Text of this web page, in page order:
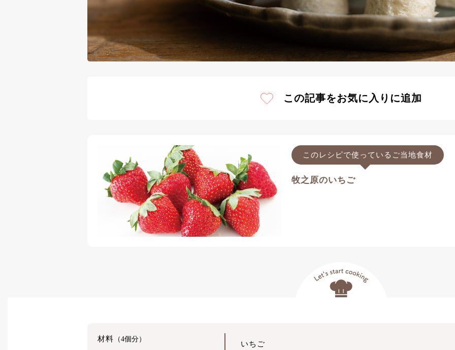
この記事をお気に入りに追加
このレシピで使っているご当地食材
牧之原のいちご
材料 （4個分）
いちご